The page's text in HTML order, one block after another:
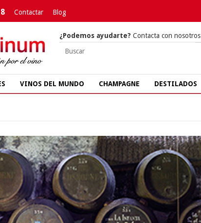
Contactar Blog
¿Podemos ayudarte? Contacta con nosotros
VINOS DEL MUNDO CHAMPAGNE DESTILADOS